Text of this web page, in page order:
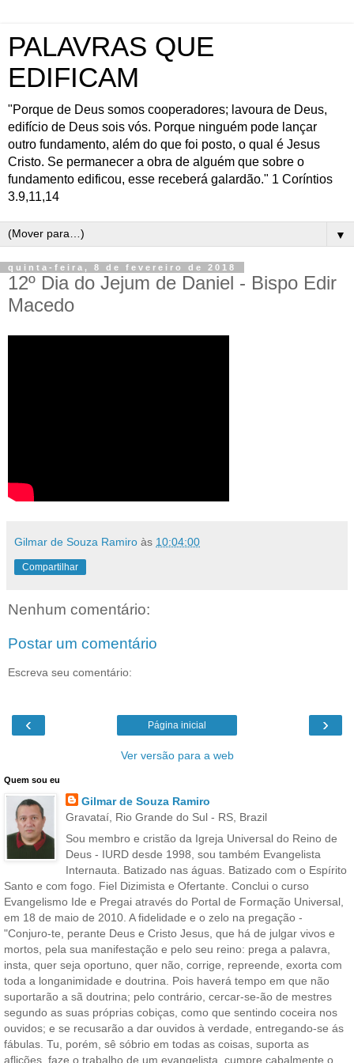
PALAVRAS QUE
EDIFICAM
"Porque de Deus somos cooperadores; lavoura de Deus,
edifício de Deus sois vós. Porque ninguém pode lançar
outro fundamento, além do que foi posto, o qual é Jesus
Cristo. Se permanecer a obra de alguém que sobre o
fundamento edificou, esse receberá galardão." 1 Coríntios
3.9,11,14
▼
quinta-feira, 8 de fevereiro de 2018
12º Dia do Jejum de Daniel - Bispo Edir
Macedo
Gilmar de Souza Ramiro às 10:04:00
Compartilhar
Nenhum comentário:
Postar um comentário
Escreva seu comentário:
‹ ›
Página inicial
Ver versão para a web
Quem sou eu
Gilmar de Souza Ramiro
Gravataí, Rio Grande do Sul - RS, Brazil
Sou membro e cristão da Igreja Universal do Reino de
Deus - IURD desde 1998, sou também Evangelista
Internauta. Batizado nas águas. Batizado com o Espírito
Santo e com fogo. Fiel Dizimista e Ofertante. Conclui o curso
Evangelismo Ide e Pregai através do Portal de Formação Universal,
em 18 de maio de 2010. A fidelidade e o zelo na pregação -
"Conjuro-te, perante Deus e Cristo Jesus, que há de julgar vivos e
mortos, pela sua manifestação e pelo seu reino: prega a palavra,
insta, quer seja oportuno, quer não, corrige, repreende, exorta com
toda a longanimidade e doutrina. Pois haverá tempo em que não
suportarão a sã doutrina; pelo contrário, cercar-se-ão de mestres
segundo as suas próprias cobiças, como que sentindo coceira nos
ouvidos; e se recusarão a dar ouvidos à verdade, entregando-se ás
fábulas. Tu, porém, sê sóbrio em todas as coisas, suporta as
aflições, faze o trabalho de um evangelista, cumpre cabalmente o